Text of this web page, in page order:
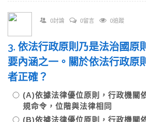
0討論 0留言 0追蹤
3. 依法行政原則乃是法治國原
要內涵之一。關於依法行政原
者正確？
(A)依據法律優位原則，行政機關
規命令，位階與法律相同
(B)依據法律優位原則，行政機關